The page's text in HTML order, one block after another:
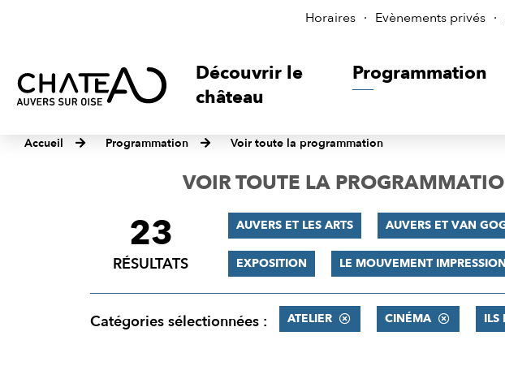
Horaires Evènements privés
Découvrir le
château
Programmation
Accueil Programmation Voir toute la programmation
VOIR TOUTE LA
FILTRER
RÉSULTATS
23
RÉSULTATS
AUVERS ET LES ARTS AUVERS ET VAN
EXPOSITION LE MOUVEMENT
Catégories sélectionnées : ATELIER CINÉMA ILS